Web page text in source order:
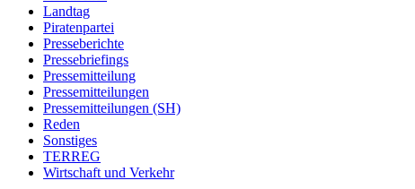
Landtag
Piratenpartei
Presseberichte
Pressebriefings
Pressemitteilung
Pressemitteilungen
Pressemitteilungen (SH)
Reden
Sonstiges
TERREG
Wirtschaft und Verkehr